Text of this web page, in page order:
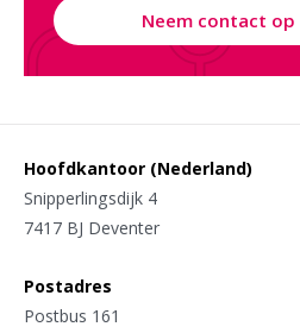
Neem contact op
Hoofdkantoor (Nederland)
Snipperlingsdijk 4
7417 BJ Deventer
Postadres
Postbus 161